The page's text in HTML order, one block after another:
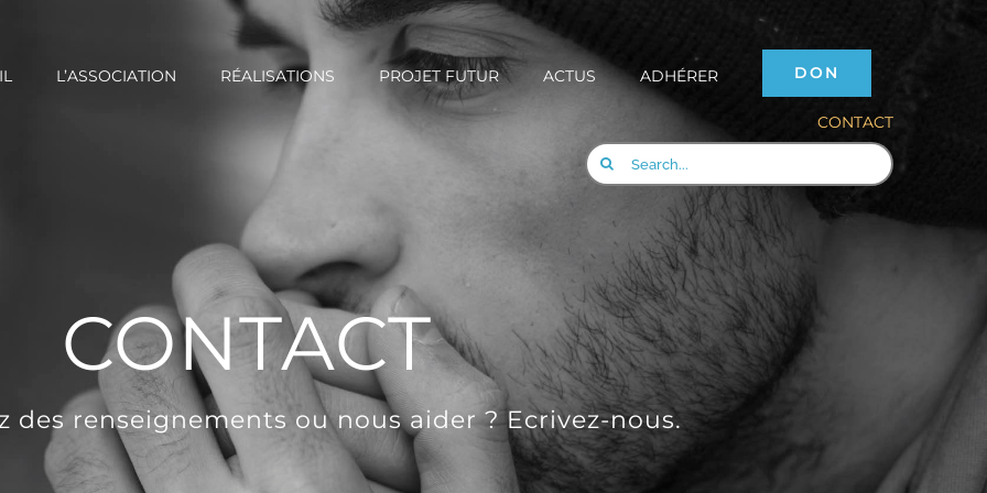
L’ASSOCIATION RÉALISATIONS PROJET FUTUR ACTUS ADHÉRER DON
CONTACT
Rechercher:
CONTACT
des renseignements ou nous aider ? Ecrivez-nous.